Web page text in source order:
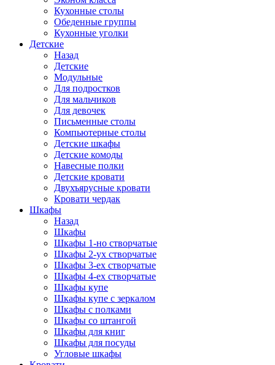
Кухонные столы
Обеденные группы
Кухонные уголки
Детские
Назад
Детские
Модульные
Для подростков
Для мальчиков
Для девочек
Письменные столы
Компьютерные столы
Детские шкафы
Детские комоды
Навесные полки
Детские кровати
Двухъярусные кровати
Кровати чердак
Шкафы
Назад
Шкафы
Шкафы 1-но створчатые
Шкафы 2-ух створчатые
Шкафы 3-ех створчатые
Шкафы 4-ех створчатые
Шкафы купе
Шкафы купе с зеркалом
Шкафы с полками
Шкафы со штангой
Шкафы для книг
Шкафы для посуды
Угловые шкафы